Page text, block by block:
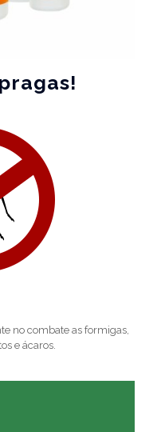
no combate as formigas,
e ácaros.